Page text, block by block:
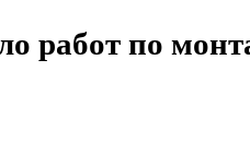
работ по